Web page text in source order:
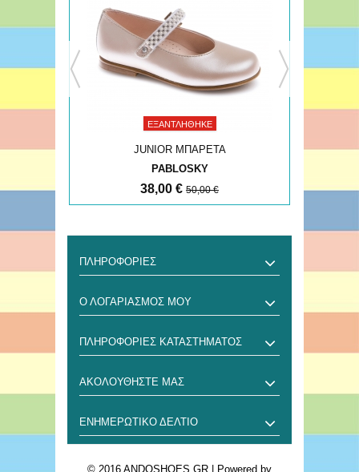
ΕΞΑΝΤΛΉΘΗΚΕ
JUNIOR ΜΠΑΡΕΤΑ
PABLOSKY
38,00 € 50,00 €
ΠΛΗΡΟΦΟΡΊΕΣ
Ο ΛΟΓΑΡΙΑΣΜΌΣ ΜΟΥ
ΠΛΗΡΟΦΟΡΊΕΣ ΚΑΤΑΣΤΉΜΑΤΟΣ
ΑΚΟΛΟΥΘΉΣΤΕ ΜΑΣ
ΕΝΗΜΕΡΩΤΙΚΌ ΔΕΛΤΊΟ
© 2016 ANDOSHOES.GR | Powered by